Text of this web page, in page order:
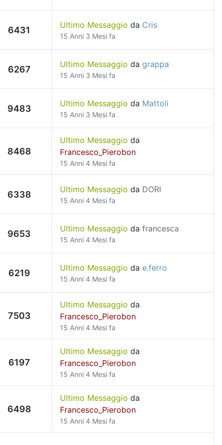
6431 Ultimo Messaggio da Cris
15 Anni 3 Mesi fa
6267 Ultimo Messaggio da grappa
15 Anni 3 Mesi fa
9483 Ultimo Messaggio da Mattoli
15 Anni 3 Mesi fa
8468
Ultimo Messaggio da
Francesco_Pierobon
15 Anni 4 Mesi fa
6338 Ultimo Messaggio da DORI
15 Anni 4 Mesi fa
9653 Ultimo Messaggio da francesca
15 Anni 4 Mesi fa
6219 Ultimo Messaggio da e.ferro
15 Anni 4 Mesi fa
7503
Ultimo Messaggio da
Francesco_Pierobon
15 Anni 4 Mesi fa
6197
Ultimo Messaggio da
Francesco_Pierobon
15 Anni 4 Mesi fa
6498
Ultimo Messaggio da
Francesco_Pierobon
15 Anni 4 Mesi fa